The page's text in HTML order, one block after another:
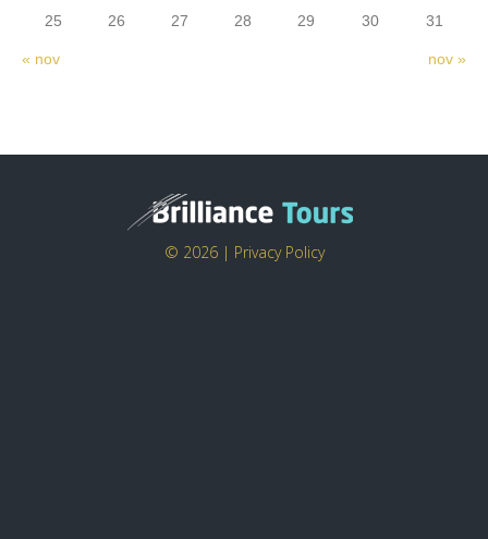
« nov nov »
25 26 27 28 29 30 31
© 2026 | Privacy Policy